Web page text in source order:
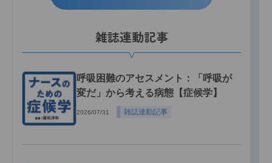
雑誌連動記事
呼吸困難のアセスメント：「呼吸が
変だ」から考える病態【症候学】
2026/07/31 雑誌連動記事